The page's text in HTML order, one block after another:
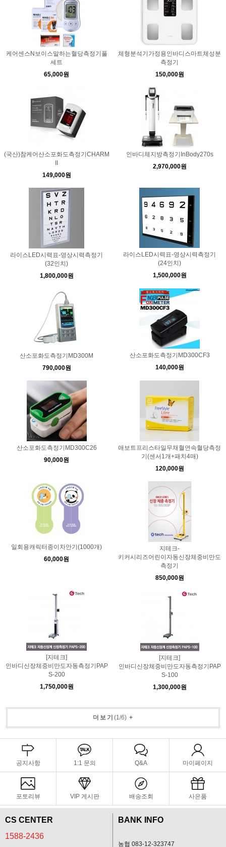
케어센스N보이스말하는혈당측정기풀
세트
65,000원
체형분석기가정용인바디스마트체성분
측정기
150,000원
(국산)참케어산소포화도측정기CHARM
149,000원
인바디체지방측정기InBody270s
2,970,000원
라이스LED시력표-영상시력측정기
(32인치)
1,800,000원
라이스LED시력표-영상시력측정기
(24인치)
1,500,000원
산소포화도측정기MD300M
790,000원
산소포화도측정기MD300CF3
140,000원
산소포화도측정기MD300C26
90,000원
애보트프리스타일무채혈연속혈당측정
기(센서1개+패치4매)
120,000원
일회용캐릭터종이차안기(1000개)
60,000원
지테크-
키커시리즈어린이자동신장체중비만도
측정기
850,000원
[지테크]
인바디신장체중비만도자동측정기PAP
S-200
1,750,000원
[지테크]
인바디신장체중비만도자동측정기PAP
S-100
1,300,000원
더보기 (1/6)+
공지사항 1:1 문의 Q&A 마이페이지
포토리뷰 VIP 게시판 배송조회 사은품
CS CENTER
1588-2436
BANK INFO
농협 083-12-323747